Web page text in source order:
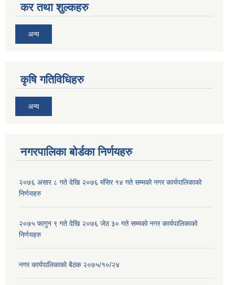
कर तथा शुल्कहरु
अन्य
कृषि गतिविधिहरु
अन्य
नगरपालिका बोर्डका निर्णयहरु
२०७६ असार ८ गते देखि २०७६ मंसिर १४ गते सम्मको नगर कार्यपालिकाको
निर्णयहरु
२०७५ फागुन ९ गते देखि २०७६ जेठ ३० गते सम्मको नगर कार्यपालिकाको
निर्णयहरु
नगर कार्यपालिकाकाे बैठक २०७५/१०/२४